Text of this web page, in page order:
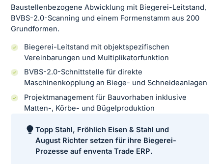
Baustellenbezogene Abwicklung mit Biegerei-Leitstand,
BVBS-2.0-Scanning und einem Formenstamm aus 200
Grundformen.
Biegerei-Leitstand mit objektspezifischen
Vereinbarungen und Multiplikatorfunktion
BVBS-2.0-Schnittstelle für direkte
Maschinenkopplung an Biege- und Schneideanlagen
Projektmanagement für Bauvorhaben inklusive
Matten-, Körbe- und Bügelproduktion
Topp Stahl, Fröhlich Eisen & Stahl und
August Richter setzen für ihre Biegerei-
Prozesse auf enventa Trade ERP.